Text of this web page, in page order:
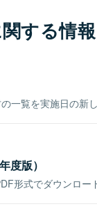
する情報
一覧を実施日の新
度版）
形式でダウンロー